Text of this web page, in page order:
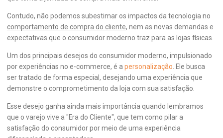
Contudo, não podemos subestimar os impactos da tecnologia no
comportamento de compra do cliente, nem as novas demandas e
expectativas que o consumidor moderno traz para as lojas físicas.
Um dos principais desejos do consumidor moderno, impulsionado
por experiências no e-commerce, é a personalização . Ele busca
ser tratado de forma especial, desejando uma experiência que
demonstre o comprometimento da loja com sua satisfação.
Esse desejo ganha ainda mais importância quando lembramos
que o varejo vive a "Era do Cliente", que tem como pilar a
satisfação do consumidor por meio de uma experiência